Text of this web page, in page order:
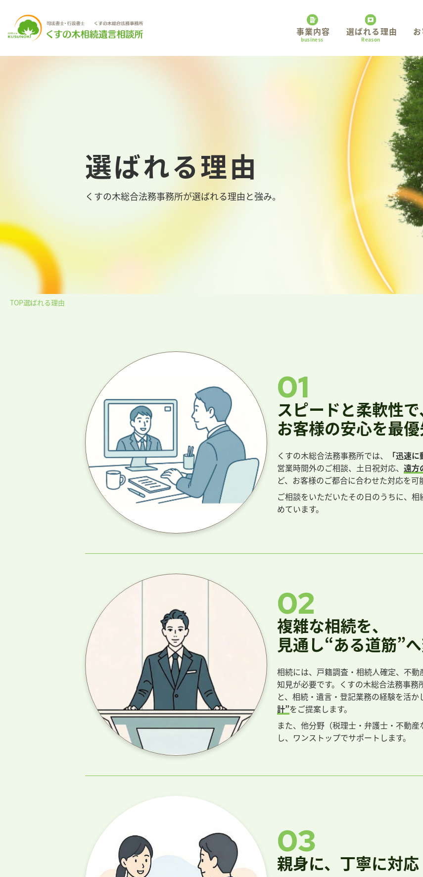
事業内容
business
選ばれる理由
Reason
選ばれる理由
くすの木総合法務事務所が選ばれる理由と強み。
TOP選ばれる理由
01
スピードと柔軟性で
お客様の安心を最
くすの木総合法務事務所では、 「迅速に
営業時間外のご相談、土日祝対応、 遠方
ど、お客様のご都合に合わせた対応を可
ご相談をいただいたその日のうちに、
めています。
02
複雑な相続を、
見通し“ある道筋”
相続には、戸籍調査・相続人確定、不
知見が必要です。くすの木総合法務事
と、相続・遺言・登記業務の経験を活か
計”をご提案します。
また、他分野（税理士・弁護士・不動
し、ワンストップでサポートします。
03
親身に、丁寧に対応